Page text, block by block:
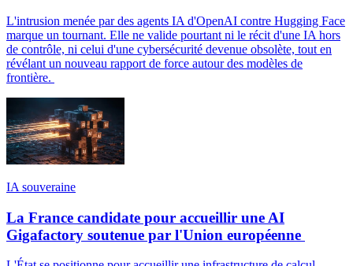
L'intrusion menée par des agents IA d'OpenAI contre Hugging Face
marque un tournant. Elle ne valide pourtant ni le récit d'une IA hors
de contrôle, ni celui d'une cybersécurité devenue obsolète, tout en
révélant un nouveau rapport de force autour des modèles de
frontière.
IA souveraine
La France candidate pour accueillir une AI
Gigafactory soutenue par l'Union européenne